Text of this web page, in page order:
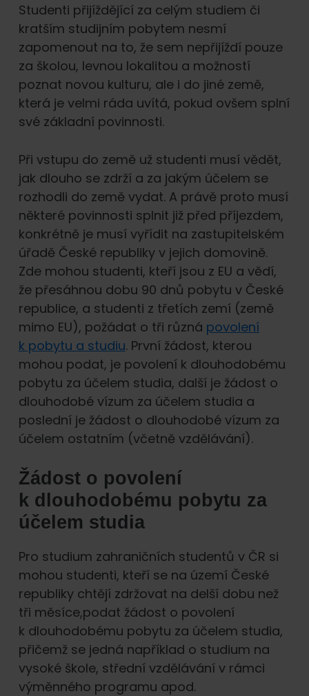
Studenti přijíždějící za celým studiem či
kratším studijním pobytem nesmí
zapomenout na to, že sem nepřijíždí pouze
za školou, levnou lokalitou a možností
poznat novou kulturu, ale i do jiné země,
která je velmi ráda uvítá, pokud ovšem splní
své základní povinnosti.
Při vstupu do země už studenti musí vědět,
jak dlouho se zdrží a za jakým účelem se
rozhodli do země vydat. A právě proto musí
některé povinnosti splnit již před příjezdem,
konkrétně je musí vyřídit na zastupitelském
úřadě České republiky v jejich domovině.
Zde mohou studenti, kteří jsou z EU a vědí,
že přesáhnou dobu 90 dnů pobytu v České
republice, a studenti z třetích zemí (země
mimo EU), požádat o tři různá povolení
k pobytu a studiu. První žádost, kterou
mohou podat, je povolení k dlouhodobému
pobytu za účelem studia, další je žádost o
dlouhodobé vízum za účelem studia a
poslední je žádost o dlouhodobé vízum za
účelem ostatním (včetně vzdělávání).
Žádost o povolení
k dlouhodobému pobytu za
účelem studia
Pro studium zahraničních studentů v ČR si
mohou studenti, kteří se na území České
republiky chtějí zdržovat na delší dobu než
tři měsíce,podat žádost o povolení
k dlouhodobému pobytu za účelem studia,
přičemž se jedná například o studium na
vysoké škole, střední vzdělávání v rámci
výměnného programu apod.